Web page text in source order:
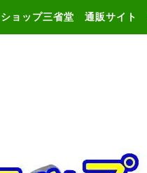
ョップ三省堂 通販サイト